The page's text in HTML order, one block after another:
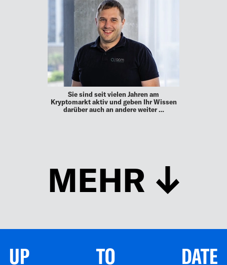
Sie sind seit vielen Jahren am
Kryptomarkt aktiv und geben Ihr Wissen
darüber auch an andere weiter …
MEHR
UP TO DATE